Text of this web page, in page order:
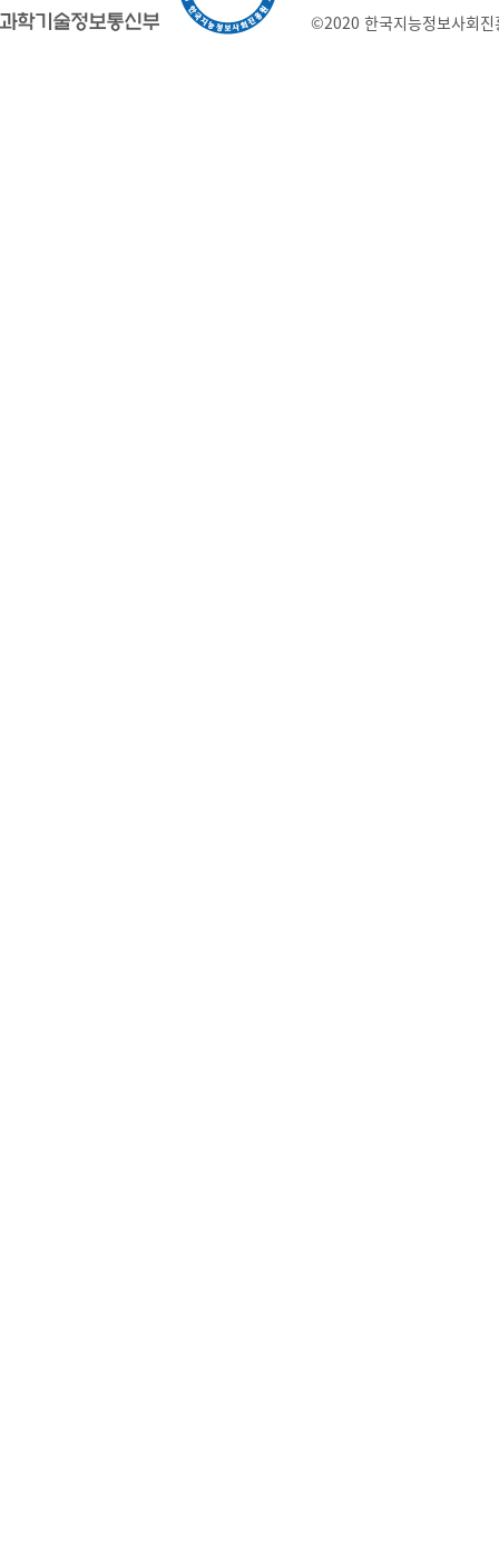
©2020 한국지능정보사회진